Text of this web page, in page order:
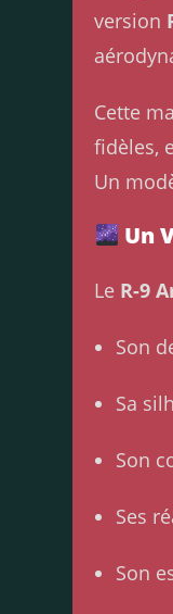
version
Cette
fidèles,
Un
Un
Le R-9
Son
Sa
Son
Ses
Son